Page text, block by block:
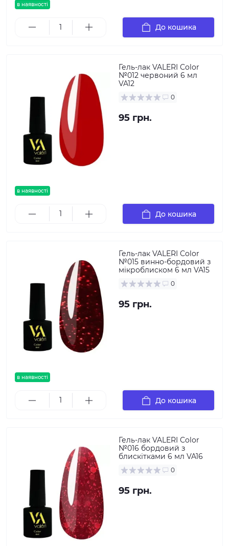
в наявності
До кошика
в наявності
Гель-лак VALERI Color
№012 червоний 6 мл
VA12
0
95 грн.
До кошика
в наявності
Гель-лак VALERI Color
№015 винно-бордовий з
мікроблиском 6 мл VA15
0
95 грн.
До кошика
Гель-лак VALERI Color
№016 бордовий з
блискітками 6 мл VA16
0
95 грн.